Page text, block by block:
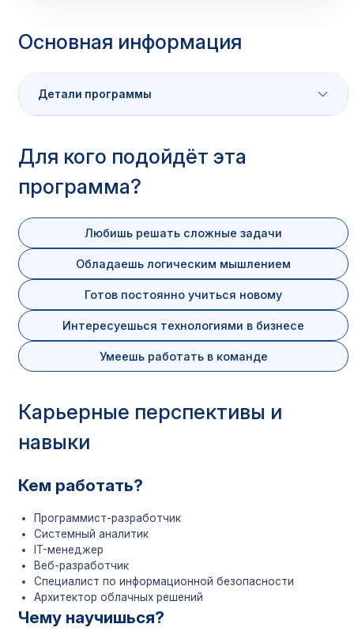
Основная информация
Детали программы
Значение
Уровень
Форма обучения Очная / Заочная /
. Диплом
Для кого подойдёт эта
программа?
Любишь решать сложные задачи
Обладаешь логическим мышлением
Готов постоянно учиться новому
Интересуешься технологиями в бизнесе
Умеешь работать в команде
Карьерные перспективы и
навыки
Кем работать?
Программист-разработчик
Системный аналитик
IT-менеджер
Веб-разработчик
Специалист по информационной безопасности
Архитектор облачных решений
Чему научишься?